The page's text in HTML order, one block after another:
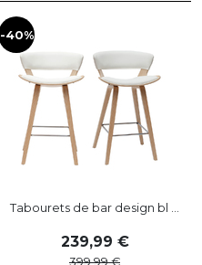
-40%
Tabourets de bar design bl ...
239,99
399,99